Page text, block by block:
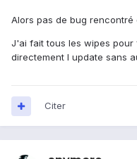
Alors pas de bug rencontré
J'ai fait tous les wipes
directement l update sans
Citer